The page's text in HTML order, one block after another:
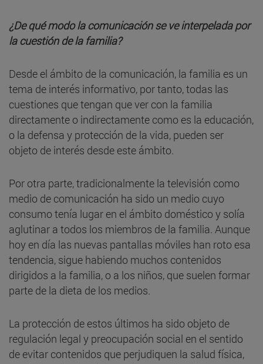
¿De qué modo la comunicación se ve interpelada por
la cuestión de la familia?
Desde el ámbito de la comunicación, la familia es un
tema de interés informativo, por tanto, todas las
cuestiones que tengan que ver con la familia
directamente o indirectamente como es la educación,
o la defensa y protección de la vida, pueden ser
objeto de interés desde este ámbito.
Por otra parte, tradicionalmente la televisión como
medio de comunicación ha sido un medio cuyo
consumo tenía lugar en el ámbito doméstico y solía
aglutinar a todos los miembros de la familia. Aunque
hoy en día las nuevas pantallas móviles han roto esa
tendencia, sigue habiendo muchos contenidos
dirigidos a la familia, o a los niños, que suelen formar
parte de la dieta de los medios.
La protección de estos últimos ha sido objeto de
regulación legal y preocupación social en el sentido
de evitar contenidos que perjudiquen la salud física,